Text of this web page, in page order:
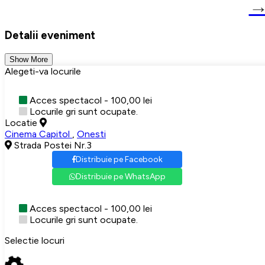
Detalii eveniment
Show More
Alegeti-va locurile
Acces spectacol - 100,00 lei
Locurile gri sunt ocupate.
Locatie
Cinema Capitol , Onesti
Strada Postei Nr.3
Distribuie pe Facebook
Distribuie pe WhatsApp
Acces spectacol - 100,00 lei
Locurile gri sunt ocupate.
Selectie locuri